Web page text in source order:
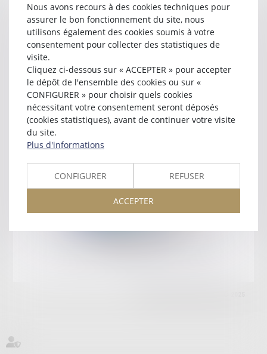
ChristineSAUREL-
GILBON
Avocat
9 AVENUE DE LA GRANDE ARMEE
75116 PARIS
Tél : 01 45 00 19 12
amicale AA -COvea
Nous avons recours à des cookies techniques pour
assurer le bon fonctionnement du site, nous
utilisons également des cookies soumis à votre
consentement pour collecter des statistiques de
visite.
Cliquez ci-dessous sur « ACCEPTER » pour accepter
le dépôt de l'ensemble des cookies ou sur «
CONFIGURER » pour choisir quels cookies
nécessitant votre consentement seront déposés
(cookies statistiques), avant de continuer votre visite
du site.
Plus d'informations
CONFIGURER REFUSER
ACCEPTER